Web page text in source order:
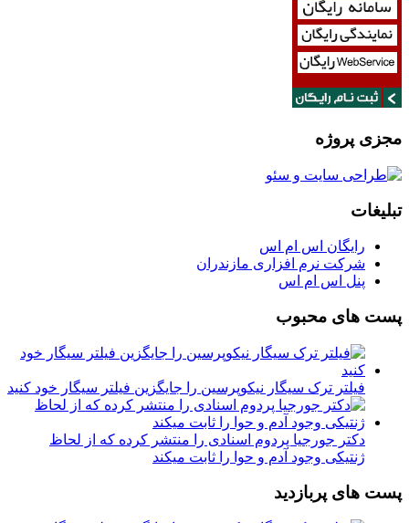
مجزی پروژه
تبلیغات
رایگان اس ام اس
شرکت نرم افزاری مازندران
پنل اس ام اس
پست های محبوب
فیلتر ترک سیگار نیکوپرسین را جایگزین فیلتر سیگار خود کنید
دکتر جورجیا پردوم اسنادی را منتشر کرده که از لحاظ
ژنتیکی وجود آدم و حوا را ثابت میکند
پست های پربازدید